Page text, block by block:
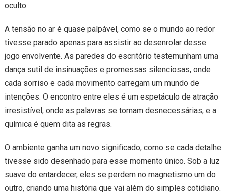
oculto.
A tensão no ar é quase palpável, como se o mundo ao redor
tivesse parado apenas para assistir ao desenrolar desse
jogo envolvente. As paredes do escritório testemunham uma
dança sutil de insinuações e promessas silenciosas, onde
cada sorriso e cada movimento carregam um mundo de
intenções. O encontro entre eles é um espetáculo de atração
irresistível, onde as palavras se tornam desnecessárias, e a
química é quem dita as regras.
O ambiente ganha um novo significado, como se cada detalhe
tivesse sido desenhado para esse momento único. Sob a luz
suave do entardecer, eles se perdem no magnetismo um do
outro, criando uma história que vai além do simples cotidiano.